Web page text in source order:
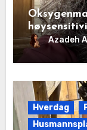
det Azadeh
Hverdag